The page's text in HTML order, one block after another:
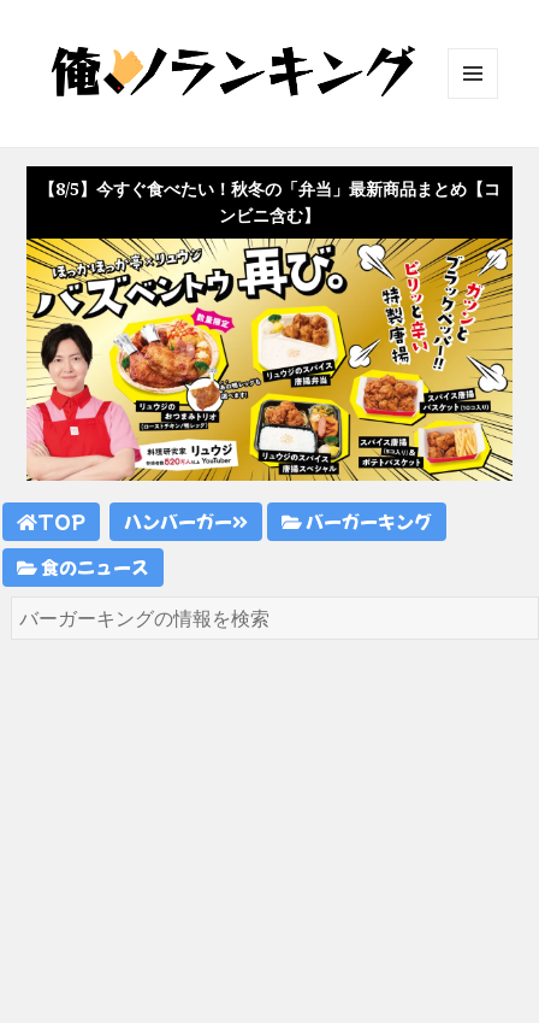
ット
【8/5】今すぐ食べたい！秋冬の「弁当」最新商品まとめ【コ
ンビニ含む】
TOP ハンバーガー
バーガーキング
食のニュース